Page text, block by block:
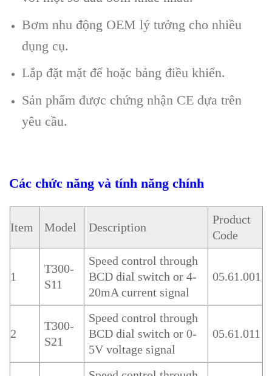
Bơm nhu động OEM lý tưởng cho nhiều
dụng cụ.
Lắp đặt mặt đế hoặc bảng điều khiển.
Sản phẩm được chứng nhận CE dựa trên
yêu cầu.
Các chức năng và tính năng chính
Item Model Description
Product
Code
1
T300-
S11
Speed control through
BCD dial switch or 4-
20mA current signal
05.61.001
2
T300-
S21
Speed control through
BCD dial switch or 0-
5V voltage signal
05.61.011